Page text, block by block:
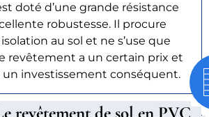
doté d’une grande résistance
robustesse. Il procure
au sol et ne s’use que
revêtement a un certain prix et
un investissement conséquent.